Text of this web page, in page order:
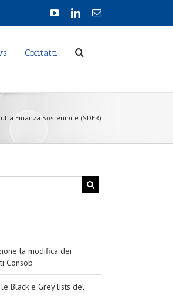
Contatti
Finanza Sostenibile (SDFR)
la modifica dei
Consob
Black e Grey lists del